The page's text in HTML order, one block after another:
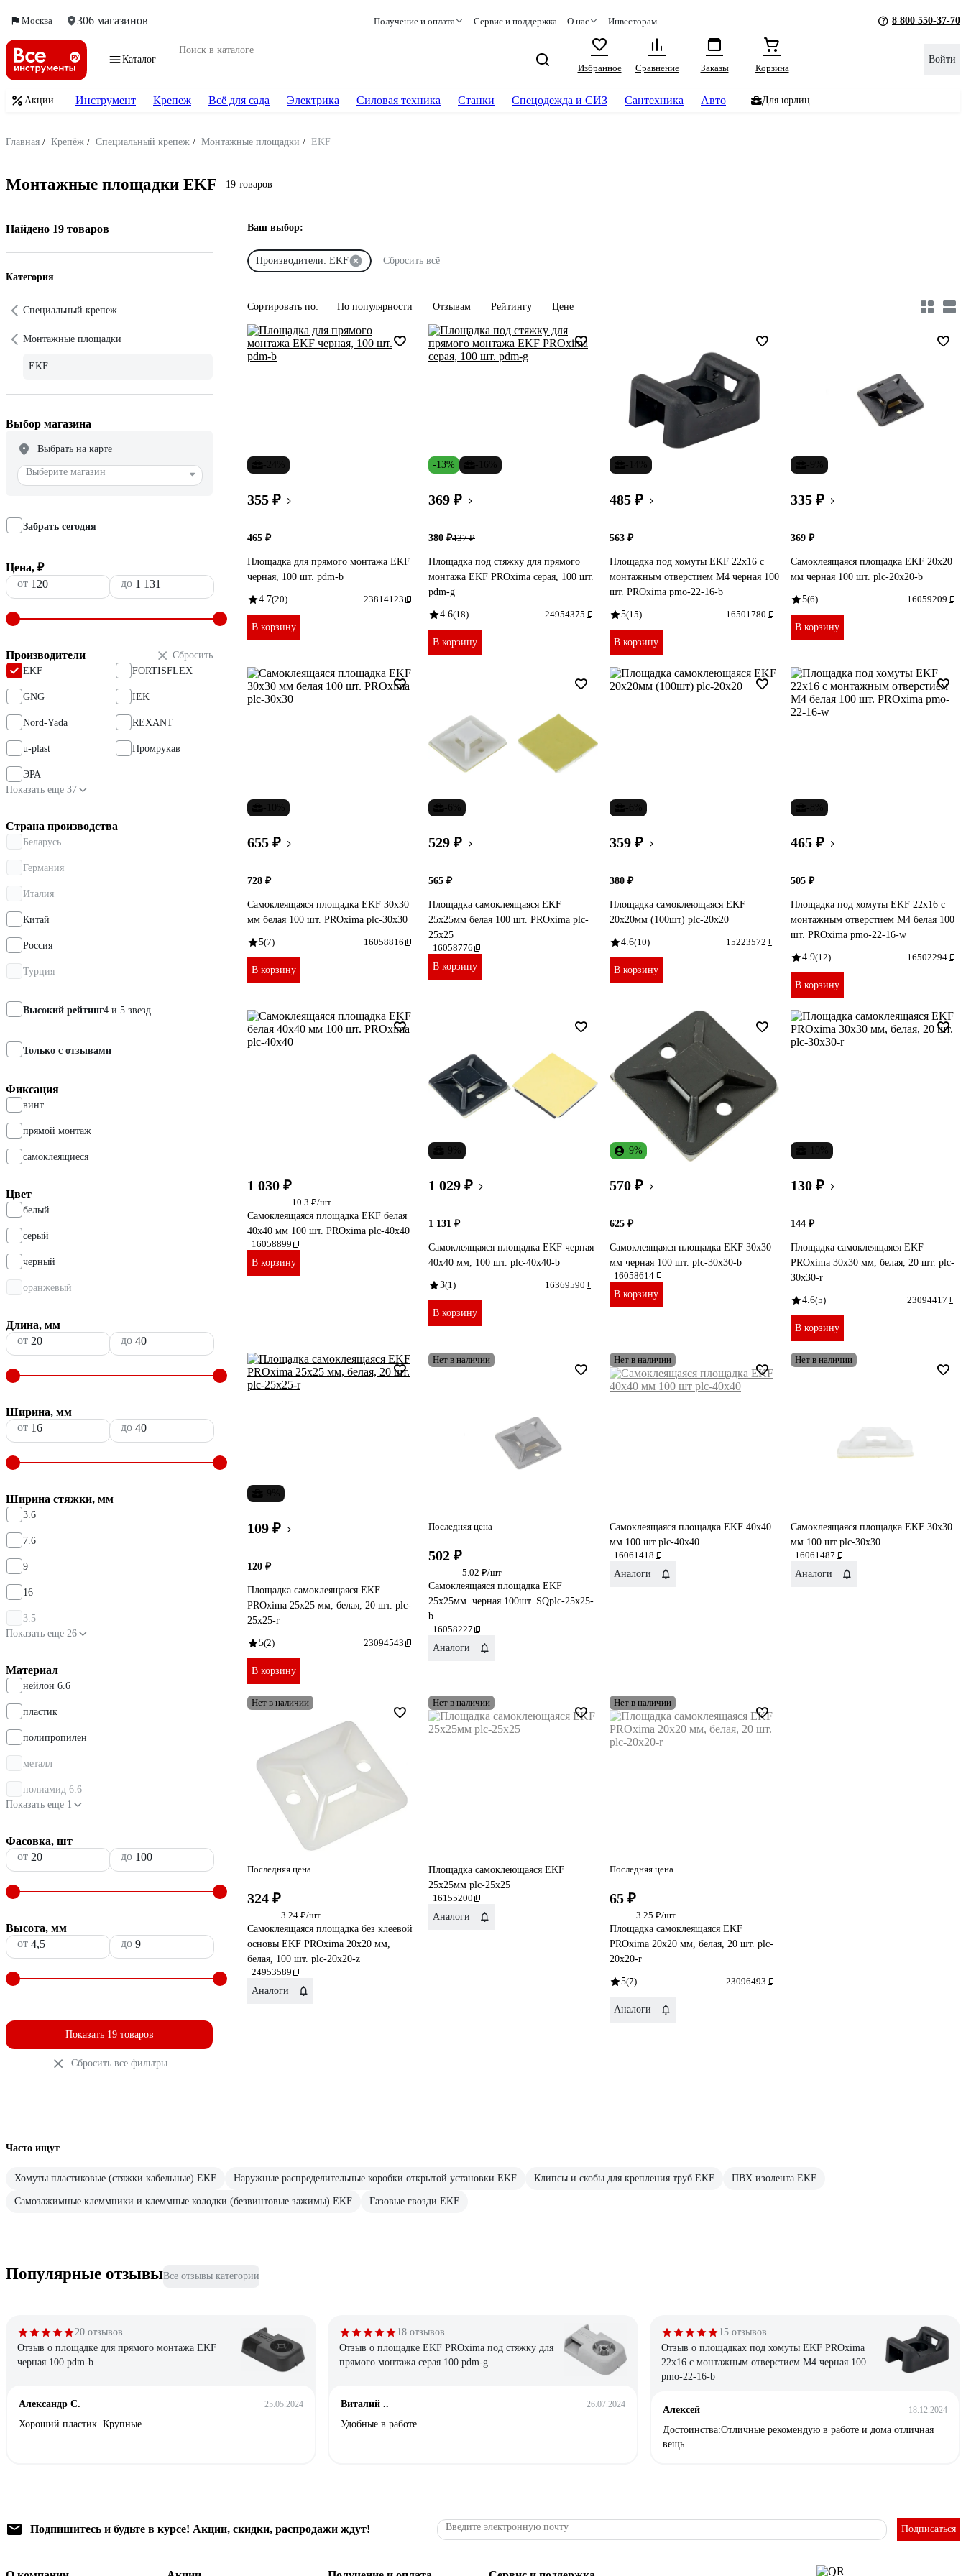
Москва 306 магазинов Получение и оплата Сервис и поддержка О нас Инвесторам 8 800 550-37-70
Каталог
Избранное
Сравнение Заказы Корзина
Войти
Акции Инструмент Крепеж Всё для сада Электрика Силовая техника Станки Спецодежда и СИЗ Сантехника Авто Для юрлиц
Главная / Крепёж / Специальный крепеж / Монтажные площадки / EKF
Монтажные площадки EKF 19 товаров
Найдено 19 товаров
Категория
Специальный крепеж
Монтажные площадки
EKF
Выбор магазина
Выбрать на карте
Выберите магазин
Забрать сегодня
Цена, ₽
от
до
Производители
EKF FORTISFLEX
GNG IEK
Nord-Yada REXANT
u-plast Промрукав
ЭРА
Показать еще 37
Сбросить
Страна производства
Беларусь
Германия
Италия
Китай
Россия
Турция
Высокий рейтинг4 и 5 звезд
Только с отзывами
Фиксация
винт
прямой монтаж
самоклеящиеся
Цвет
белый
серый
черный
оранжевый
Длина, мм
от
до
Ширина, мм
от
до
Ширина стяжки, мм
3.6
7.6
9
16
3.5
Показать еще 26
Материал
нейлон 6.6
пластик
полипропилен
металл
полиамид 6.6
Показать еще 1
Фасовка, шт
от
до
Высота, мм
от
до
Показать 19 товаров
Сбросить все фильтры
Ваш выбор:
Производители: EKF Сбросить всё
Сортировать по: По популярности Отзывам Рейтингу Цене
355 ₽
465 ₽
Площадка для прямого монтажа EKF
черная, 100 шт. pdm-b
4.7(20) 23814123
В корзину
-13%
369 ₽
380 ₽437 ₽
Площадка под стяжку для прямого
монтажа EKF PROxima серая, 100 шт.
pdm-g
4.6(18) 24954375
В корзину
485 ₽
563 ₽
Площадка под хомуты EKF 22x16 с
монтажным отверстием М4 черная 100
шт. PROxima pmo-22-16-b
5(15) 16501780
В корзину
335 ₽
369 ₽
Самоклеящаяся площадка EKF 20х20
мм черная 100 шт. plc-20x20-b
5(6) 16059209
В корзину
655 ₽
728 ₽
Самоклеящаяся площадка EKF 30х30
мм белая 100 шт. PROxima plc-30x30
5(7) 16058816
В корзину
529 ₽
565 ₽
Площадка самоклеящаяся EKF
25х25мм белая 100 шт. PROxima plc-
25x25
16058776
В корзину
359 ₽
380 ₽
Площадка самоклеющаяся EKF
20x20мм (100шт) plc-20x20
4.6(10) 15223572
В корзину
465 ₽
505 ₽
Площадка под хомуты EKF 22x16 с
монтажным отверстием М4 белая 100
шт. PROxima pmo-22-16-w
4.9(12) 16502294
В корзину
1 030 ₽
10.3 ₽/шт
Самоклеящаяся площадка EKF белая
40х40 мм 100 шт. PROxima plc-40x40
16058899
В корзину
1 029 ₽
1 131 ₽
Самоклеящаяся площадка EKF черная
40х40 мм, 100 шт. plc-40x40-b
3(1) 16369590
В корзину
-9%
570 ₽
625 ₽
Самоклеящаяся площадка EKF 30х30
мм черная 100 шт. plc-30x30-b
16058614
В корзину
130 ₽
144 ₽
Площадка самоклеящаяся EKF
PROxima 30x30 мм, белая, 20 шт. plc-
30x30-r
4.6(5) 23094417
В корзину
109 ₽
120 ₽
Площадка самоклеящаяся EKF
PROxima 25x25 мм, белая, 20 шт. plc-
25x25-r
5(2) 23094543
В корзину
Нет в наличии
Последняя цена
502 ₽
5.02 ₽/шт
Самоклеящаяся площадка EKF
25х25мм. черная 100шт. SQplc-25x25-
b
16058227
Аналоги
Нет в наличии
Самоклеящаяся площадка EKF 40х40
мм 100 шт plc-40x40
16061418
Аналоги
Нет в наличии
Самоклеящаяся площадка EKF 30х30
мм 100 шт plc-30x30
16061487
Аналоги
Нет в наличии
Последняя цена
324 ₽
3.24 ₽/шт
Самоклеящаяся площадка без клеевой
основы EKF PROxima 20x20 мм,
белая, 100 шт. plc-20x20-z
24953589
Аналоги
Нет в наличии
Площадка самоклеющаяся EKF
25х25мм plc-25x25
16155200
Аналоги
Нет в наличии
Последняя цена
65 ₽
3.25 ₽/шт
Площадка самоклеящаяся EKF
PROxima 20x20 мм, белая, 20 шт. plc-
20x20-r
5(7) 23096493
Аналоги
Часто ищут
Хомуты пластиковые (стяжки кабельные) EKF Наружные распределительные коробки открытой установки EKF Клипсы и скобы для крепления труб EKF ПВХ изолента EKF
Самозажимные клеммники и клеммные колодки (безвинтовые зажимы) EKF Газовые гвозди EKF
Популярные отзывыВсе отзывы категории
20 отзывов
Отзыв о площадке для прямого монтажа EKF
черная 100 pdm-b
Александр С. 25.05.2024
Хороший пластик. Крупные.
18 отзывов
Отзыв о площадке EKF PROxima под стяжку для
прямого монтажа серая 100 pdm-g
Виталий .. 26.07.2024
Удобные в работе
15 отзывов
Отзыв о площадках под хомуты EKF PROxima
22x16 с монтажным отверстием М4 черная 100
pmo-22-16-b
Алексей 18.12.2024
Достоинства:Отличные рекомендую в работе и дома отличная
вещь
Подпишитесь и будьте в курсе! Акции, скидки, распродажи ждут! Подписаться